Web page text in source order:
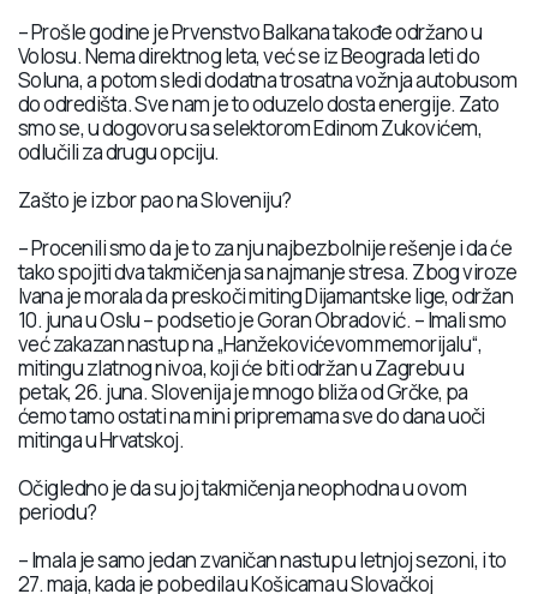
– Prošle godine je Prvenstvo Balkana takođe održano u
Volosu. Nema direktnog leta, već se iz Beograda leti do
Soluna, a potom sledi dodatna trosatna vožnja autobusom
do odredišta. Sve nam je to oduzelo dosta energije. Zato
smo se, u dogovoru sa selektorom Edinom Zukovićem,
odlučili za drugu opciju.
Zašto je izbor pao na Sloveniju?
– Procenili smo da je to za nju najbezbolnije rešenje i da će
tako spojiti dva takmičenja sa najmanje stresa. Zbog viroze
Ivana je morala da preskoči miting Dijamantske lige, održan
10. juna u Oslu – podsetio je Goran Obradović. – Imali smo
već zakazan nastup na „Hanžekovićevom memorijalu“,
mitingu zlatnog nivoa, koji će biti održan u Zagrebu u
petak, 26. juna. Slovenija je mnogo bliža od Grčke, pa
ćemo tamo ostati na mini pripremama sve do dana uoči
mitinga u Hrvatskoj.
Očigledno je da su joj takmičenja neophodna u ovom
periodu?
– Imala je samo jedan zvaničan nastup u letnjoj sezoni, i to
27. maja, kada je pobedila u Košicama u Slovačkoj